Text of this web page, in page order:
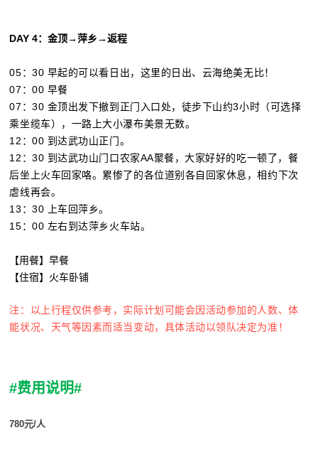
DAY 4：金顶→萍乡→返程
05：30 早起的可以看日出，这里的日出、云海绝美无比！
07：00 早餐
07：30 金顶出发下撤到正门入口处，徒步下山约3小时（可选择
乘坐缆车），一路上大小瀑布美景无数。
12：00 到达武功山正门。
12：30 到达武功山门口农家AA聚餐，大家好好的吃一顿了，餐
后坐上火车回家咯。累惨了的各位道别各自回家休息，相约下次
虐线再会。
13：30 上车回萍乡。
15：00 左右到达萍乡火车站。
【用餐】早餐
【住宿】火车卧铺
注：以上行程仅供参考，实际计划可能会因活动参加的人数、体
能状况、天气等因素而适当变动，具体活动以领队决定为准！
#费用说明#
780元/人